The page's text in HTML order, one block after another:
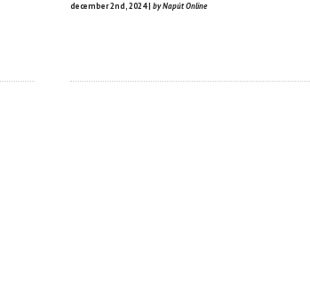
december 2nd, 2024 | by Napút Online